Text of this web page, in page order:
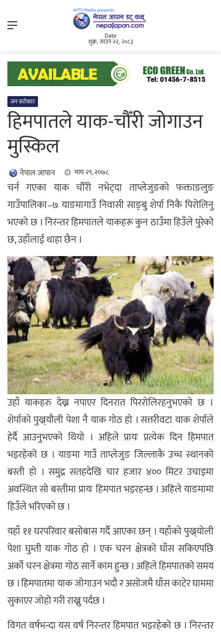
Menu
Date
शुक्र, साउन २२, २०८३
जन सरोकार
हिमपातले याक-चौँरी जोगाउन
मुस्किल
नेपाल जापान माघ २९, २०७८
चर्न गएका याक चौँरी नभेट्दा ताप्लेजुङको फक्ताङलुङ
गाउँपालिका–७ याङमागाउँ निवासी साङ्बु शेर्पा निकै पिरोलिनु
भएको छ । निरन्तर हिमपातले याकहरू कुन ठाउँमा हिउँले पुरेको
छ, उहाँलाई थाहा छैन ।
उहाँ याकहरु देख्न नपाएर दिनरात पिररोलिरहनुभएको छ ।
शेर्पाको पुख्र्यौली पेशा नै याक गोठ हो । सत्तरीवटा याक शेर्पाले
हेर्दै आउनुभएको थियो । अहिले प्रायः प्रत्येक दिन हिमपात
भइरहेको छ । याङमा गाउँ ताप्लेजुङ जिल्लाकै उच्च स्थानको
बस्ती हो । समुद्र सतहदेखि चार हजार ४०० मिटर उचाइमा
अवस्थित सो बस्तीमा प्रायः हिमपात भइरहन्छ । अहिले याङमामा
हिउँले भरिएको छ ।
यहाँ ११ घरपरिवार बसोबास गर्दै आएका छन् । यहाँको पुख्र्योली
पेशा घुम्ती याक गोठ हो । एक चरन क्षेत्रको घाँस सकिएपछि
अर्को चरन क्षेत्रमा गोठ सार्ने काम हुन्छ । अहिले हिमपातको समय
छ । हिमपातमा याक जोगाउन भदौ र असोजमै घाँस काटेर घाममा
सुकाएर जोहो गरी राख्नु पर्दछ ।
विगत वर्षभन्दा यस वर्ष निरन्तर हिमपात भइरहेको छ । निरन्तर